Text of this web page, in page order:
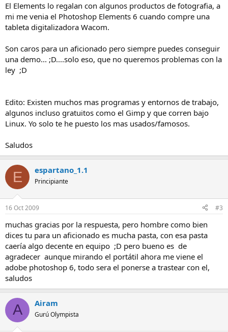
El Elements lo regalan con algunos productos de fotografia, a
mi me venia el Photoshop Elements 6 cuando compre una
tableta digitalizadora Wacom.
Son caros para un aficionado pero siempre puedes conseguir
una demo... ;D....solo eso, que no queremos problemas con la
ley ;D
Edito: Existen muchos mas programas y entornos de trabajo,
algunos incluso gratuitos como el Gimp y que corren bajo
Linux. Yo solo te he puesto los mas usados/famosos.
Saludos
E espartano_1.1
Principiante
16 Oct 2009 #3
muchas gracias por la respuesta, pero hombre como bien
dices tu para un aficionado es mucha pasta, con esa pasta
caería algo decente en equipo ;D pero bueno es de
agradecer aunque mirando el portátil ahora me viene el
adobe photoshop 6, todo sera el ponerse a trastear con el,
saludos
A Airam
Gurú Olympista